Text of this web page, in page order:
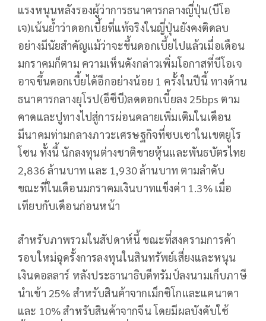
แรงหนุนหลังรองผู้ว่าการธนาคารกลางญี่ปุ่น(บีโอ
เจ)เน้นย้ำว่าดอกเบี้ยที่แท้จริงในญี่ปุ่นยังคงติดลบ
อย่างมีนัยสำคัญแม้ว่าจะขึ้นดอกเบี้ยไปแล้วเมื่อเดือน
มกราคมก็ตาม ความเห็นดังกล่าวเพิ่มโอกาสที่บีโอเจ
อาจขึ้นดอกเบี้ยได้อีกอย่างน้อย 1 ครั้งในปีนี้ ทางด้าน
ธนาคารกลางยุโรป(อีซีบี)ลดดอกเบี้ยลง 25bps ตาม
คาดและปูทางไปสู่การผ่อนคลายเพิ่มเติมในเดือน
มีนาคมท่ามกลางภาวะเศรษฐกิจที่ซบเซาในเขตยูโร
โซน ทั้งนี้ นักลงทุนต่างชาติขายหุ้นและพันธบัตรไทย
2,836 ล้านบาท และ 1,930 ล้านบาท ตามลำดับ
ขณะที่ในเดือนมกราคมเงินบาทแข็งค่า 1.3% เมื่อ
เทียบกับเดือนก่อนหน้า
สำหรับภาพรวมในสัปดาห์นี้ ขณะที่สงครามการค้า
รอบใหม่ฉุดรั้งการลงทุนในสินทรัพย์เสี่ยงและหนุน
เงินดอลลาร์ หลังประธานาธิบดีทรัมป์ลงนามเก็บภาษี
นำเข้า 25% สำหรับสินค้าจากเม็กซิโกและแคนาดา
และ 10% สำหรับสินค้าจากจีน โดยมีผลบังคับใช้